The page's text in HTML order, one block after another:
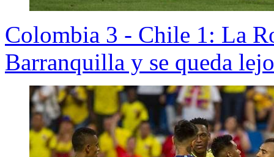
Colombia 3 - Chile 1: La
Barranquilla y se queda